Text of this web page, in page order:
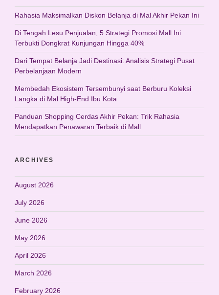
Rahasia Maksimalkan Diskon Belanja di Mal Akhir Pekan Ini
Di Tengah Lesu Penjualan, 5 Strategi Promosi Mall Ini
Terbukti Dongkrat Kunjungan Hingga 40%
Dari Tempat Belanja Jadi Destinasi: Analisis Strategi Pusat
Perbelanjaan Modern
Membedah Ekosistem Tersembunyi saat Berburu Koleksi
Langka di Mal High-End Ibu Kota
Panduan Shopping Cerdas Akhir Pekan: Trik Rahasia
Mendapatkan Penawaran Terbaik di Mall
ARCHIVES
August 2026
July 2026
June 2026
May 2026
April 2026
March 2026
February 2026